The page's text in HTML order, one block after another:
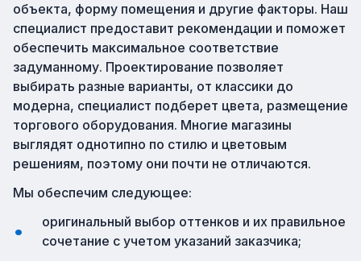
объекта, форму помещения и другие факторы. Наш
специалист предоставит рекомендации и поможет
обеспечить максимальное соответствие
задуманному. Проектирование позволяет
выбирать разные варианты, от классики до
модерна, специалист подберет цвета, размещение
торгового оборудования. Многие магазины
выглядят однотипно по стилю и цветовым
решениям, поэтому они почти не отличаются.
Мы обеспечим следующее:
оригинальный выбор оттенков и их правильное
сочетание с учетом указаний заказчика;